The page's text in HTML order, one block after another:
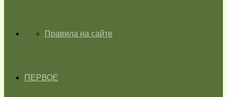
ГЛАВНАЯПравила на сайте
ПЕРВОЕ